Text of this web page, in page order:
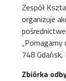
Zespół
organizuje
„Pomagamy
748
Zbiórka